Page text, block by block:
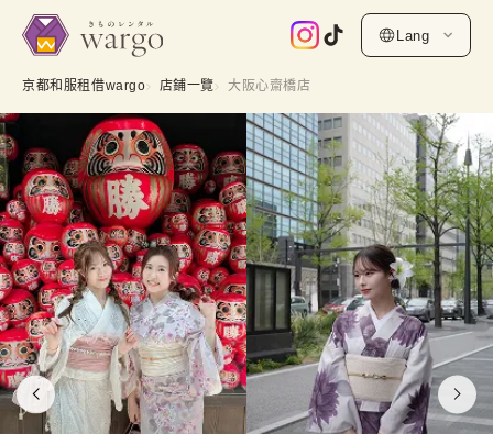
Lang
京都和服租借wargo 店鋪一覽 大阪心齋橋店